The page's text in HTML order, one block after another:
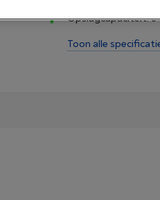
Opslagcapaciteit:
Toon alle